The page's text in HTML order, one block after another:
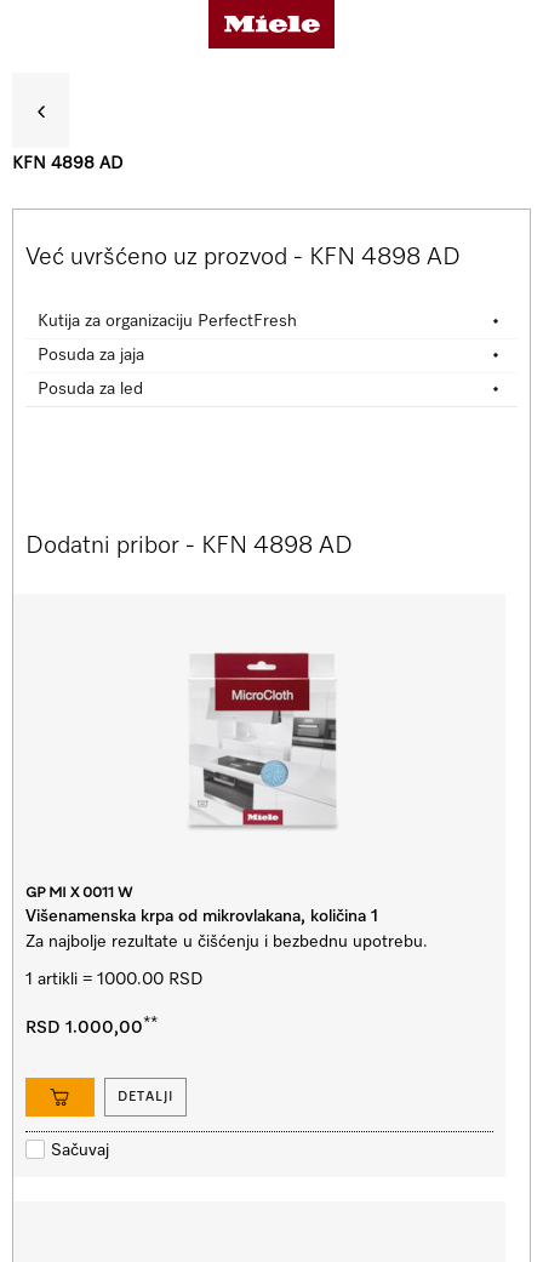
Dodatna oprema
KFN 4898 AD
Već uvršćeno uz prozvod - KFN 4898 AD
Kutija za organizaciju PerfectFresh
•
Posuda za jaja
•
Posuda za led
•
Dodatni pribor - KFN 4898 AD
GP MI X 0011 W
Višenamenska krpa od mikrovlakana, količina 1
Za najbolje rezultate u čišćenju i bezbednu upotrebu.
1 artikli = 1000.00 RSD
RSD 1.000,00**
DETALJI
Sačuvaj